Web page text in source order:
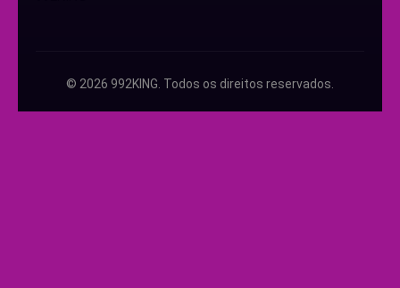
© 2026 992KING. Todos os direitos reservados.